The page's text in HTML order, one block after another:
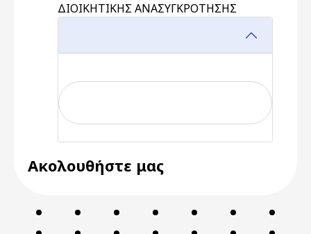
ΔΙΟΙΚΗΤΙΚΗΣ ΑΝΑΣΥΓΚΡΟΤΗΣΗΣ
Ακολουθήστε μας